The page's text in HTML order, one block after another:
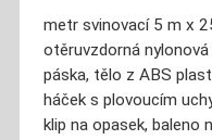
metr svinovací 5 m x
otěruvzdorná
páska, tělo z ABS
háček s plovoucím
klip na opasek, baleno